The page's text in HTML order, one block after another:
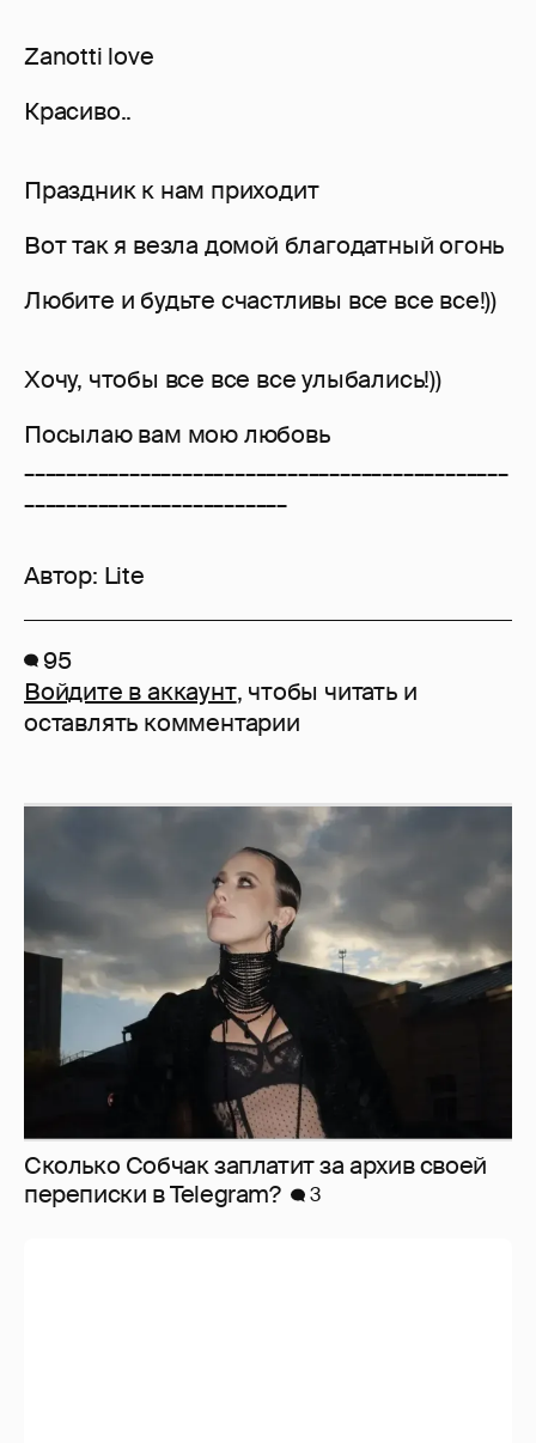
Zanotti love
Красиво..
Праздник к нам приходит
Вот так я везла домой благодатный огонь
Любите и будьте счастливы все все все!))
Хочу, чтобы все все все улыбались!))
Посылаю вам мою любовь
______________________________________________
_________________________
Автор: Lite
95
Войдите в аккаунт, чтобы читать и
оставлять комментарии
Сколько Собчак заплатит за архив своей
перeписки в Telegram?
3